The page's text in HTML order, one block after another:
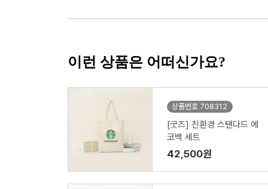
이런 상품은 어떠신가요?
상품번호 708312
[굿즈] 친환경 스탠다드 에
코백 세트
42,500원